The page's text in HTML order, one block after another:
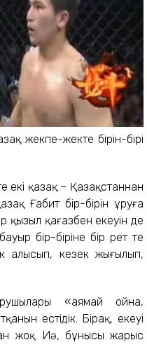
жекпе-жекте бірін-бірі
екі қазақ – Қазақстаннан
Ғабит бір-бірін ұруға
қызыл қағазбен екеуін де
бір-біріне бір рет те
алысып, кезек жығылып,
«аямай ойна,
естідік. Бірақ, екеуі
жоқ. Иә, бұнысы жарыс